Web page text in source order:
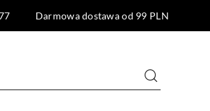
Darmowa dostawa od 99 PLN